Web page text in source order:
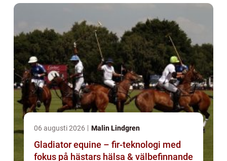
06 augusti 2026 Malin Lindgren
Gladiator equine – fir-teknologi med
fokus på hästars hälsa & välbefinnande